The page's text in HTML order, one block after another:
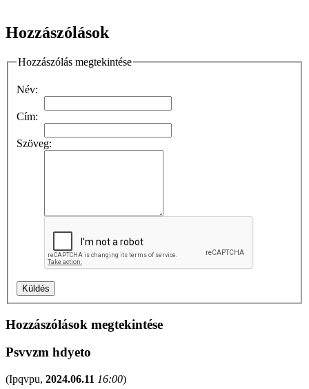
Hozzászólások
Hozzászólás megtekintése
Név:
Cím:
Szöveg:
Hozzászólások megtekintése
Psvvzm hdyeto
(Ipqvpu, 2024.06.11 16:00)